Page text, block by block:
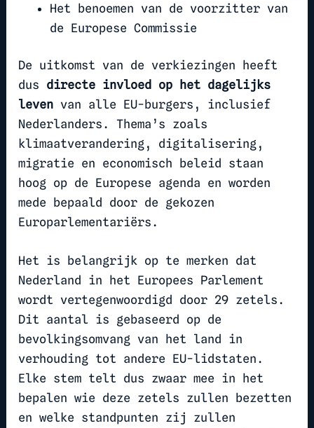
Het benoemen van de voorzitter van
de Europese Commissie
De uitkomst van de verkiezingen heeft
dus directe invloed op het dagelijks
leven van alle EU-burgers, inclusief
Nederlanders. Thema’s zoals
klimaatverandering, digitalisering,
migratie en economisch beleid staan
hoog op de Europese agenda en worden
mede bepaald door de gekozen
Europarlementariërs.
Het is belangrijk op te merken dat
Nederland in het Europees Parlement
wordt vertegenwoordigd door 29 zetels.
Dit aantal is gebaseerd op de
bevolkingsomvang van het land in
verhouding tot andere EU-lidstaten.
Elke stem telt dus zwaar mee in het
bepalen wie deze zetels zullen bezetten
en welke standpunten zij zullen